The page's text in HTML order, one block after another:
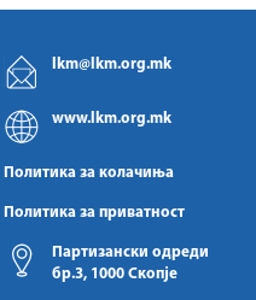
lkm@lkm.org.mk
www.lkm.org.mk
Политика за колачиња
Политика за приватност
Партизански одреди
бр.3, 1000 Скопје